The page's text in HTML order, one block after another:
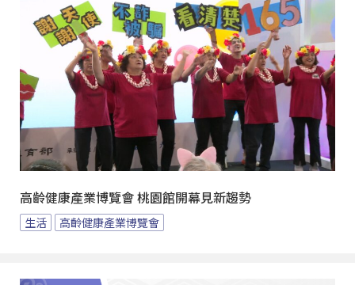
高齡健康產業博覽會 桃園館開幕見新趨勢
生活 高齡健康產業博覽會